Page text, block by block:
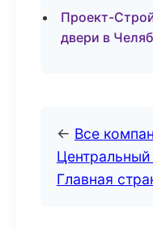
Проект-
двери в
← Все
Главная